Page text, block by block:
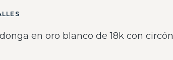
en oro blanco de 18k con circón